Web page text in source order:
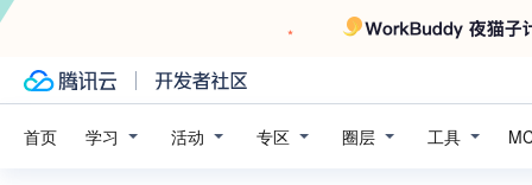
首页 学习 活动 专区 圈层 工具